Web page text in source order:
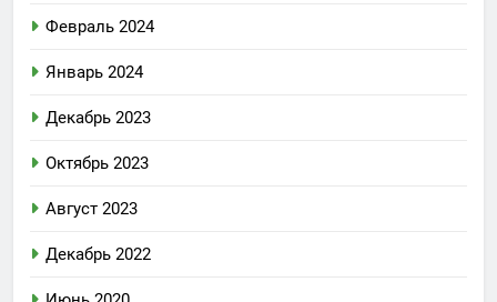
Февраль 2024
Январь 2024
Декабрь 2023
Октябрь 2023
Август 2023
Декабрь 2022